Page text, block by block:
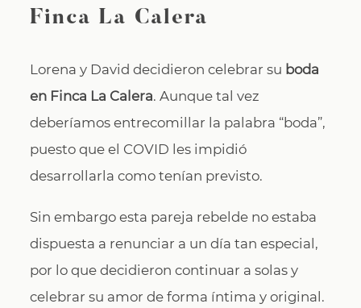
Finca La Calera
Lorena y David decidieron celebrar su boda
en Finca La Calera. Aunque tal vez
deberíamos entrecomillar la palabra “boda”,
puesto que el COVID les impidió
desarrollarla como tenían previsto.
Sin embargo esta pareja rebelde no estaba
dispuesta a renunciar a un día tan especial,
por lo que decidieron continuar a solas y
celebrar su amor de forma íntima y original.